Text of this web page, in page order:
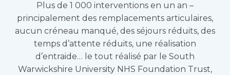
Plus de 1 000 interventions en un an –
principalement des remplacements articulaires,
aucun créneau manqué, des séjours réduits, des
temps d’attente réduits, une réalisation
d’entraide… le tout réalisé par le South
Warwickshire University NHS Foundation Trust,